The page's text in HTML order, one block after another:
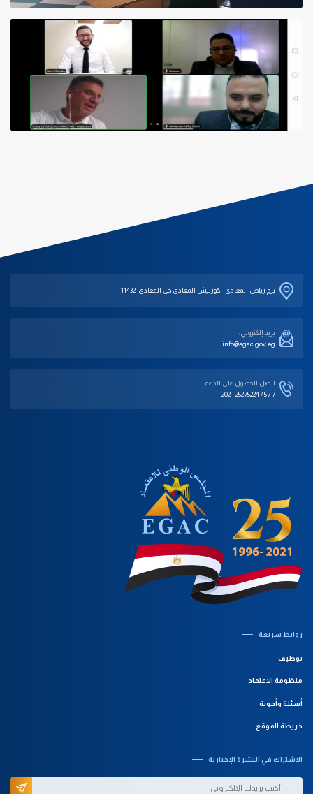
برج رياض المعادى - كورنيش المعادى حي المعادي، 11432
بريد إلكتروني:
info@egac.gov.eg
اتصل للحصول على الدعم‎
202 - 25275224 / 5 / 7
روابط سريعة‎
توظيف
منظومة الاعتماد
أسئلة وأجوبة
خريطة الموقع
الاشتراك في النشرة الإخبارية